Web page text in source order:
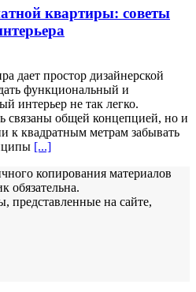
квартиры: советы
дает простор дизайнерской
функциональный и
интерьер не так легко.
общей концепцией, но и
к квадратным метрам забывать
[...]
копирования материалов
обязательна.
представленные на сайте,